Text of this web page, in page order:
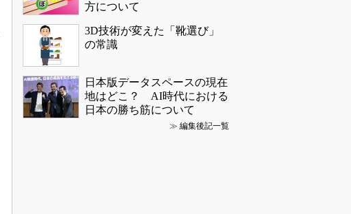
方について
3D技術が変えた「靴選び」
の常識
日本版データスペースの現在
地はどこ？ AI時代における
日本の勝ち筋について
≫ 編集後記一覧